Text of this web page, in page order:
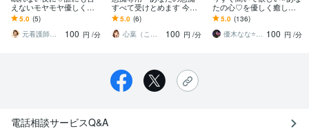
えないモヤモヤ優しく聞
きます 話すだけで心がふ
っと軽くなる♪お喋りしま
しょう^ ^
5.0 (5)
元看護師♡花奈（はな）の部屋
100 円 /分
すべて受けとめます 今す
ぐ、１分でも大丈夫。愚
痴を話すだけで心は軽く
なります。
5.0 (6)
心葉（ここは）♡
100 円 /分
たの心♡を優しく癒しま
す 悩み✨雑談✨愚痴✨秘密
✨どんなお話しでも♡聞か
せてくださいね
5.0 (136)
優木なな⭐️エンパシー 100 円 /分
電話相談サービスQ&A